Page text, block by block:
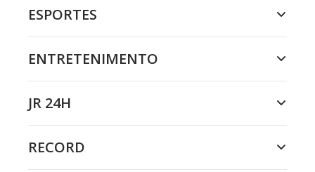
ESPORTES
ENTRETENIMENTO
JR 24H
RECORD